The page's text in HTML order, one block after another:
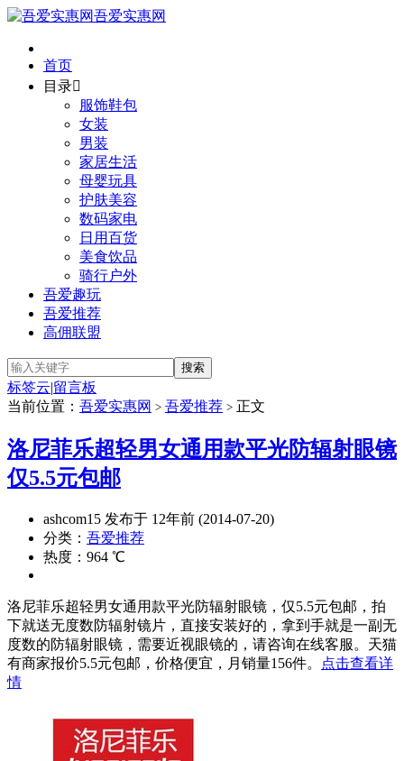
吾爱实惠网
首页
目录
服饰鞋包
女装
男装
家居生活
母婴玩具
护肤美容
数码家电
日用百货
美食饮品
骑行户外
吾爱趣玩
吾爱推荐
高佣联盟
标签云|留言板
当前位置： 吾爱实惠网 > 吾爱推荐 > 正文
洛尼菲乐超轻男女通用款平光防辐射眼镜
仅5.5元包邮
ashcom15 发布于 12年前 (2014-07-20)
分类： 吾爱推荐
热度：964 ℃
洛尼菲乐超轻男女通用款平光防辐射眼镜，仅5.5元包邮，拍
下就送无度数防辐射镜片，直接安装好的，拿到手就是一副无
度数的防辐射眼镜，需要近视眼镜的，请咨询在线客服。天猫
有商家报价5.5元包邮，价格便宜，月销量156件。
点击查看详
情